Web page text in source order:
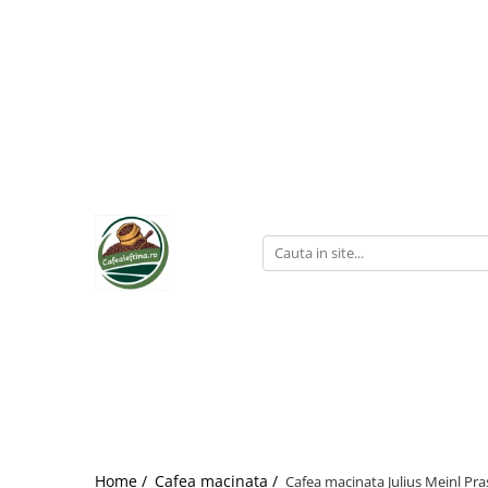
Home / Cafea macinata / Cafea macinata Julius Meinl